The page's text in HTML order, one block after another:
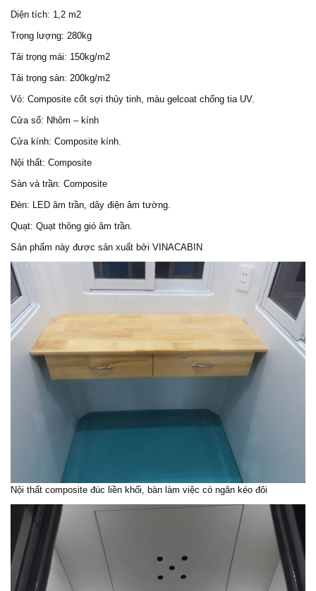
Diện tích: 1,2 m2
Trọng lượng: 280kg
Tải trọng mái: 150kg/m2
Tải trọng sàn: 200kg/m2
Vỏ: Composite cốt sợi thủy tinh, màu gelcoat chống tia UV.
Cửa sổ: Nhôm – kính
Cửa kính: Composite kính.
Nội thất: Composite
Sàn và trần: Composite
Đèn: LED âm trần, dây điện âm tường.
Quạt: Quạt thông gió âm trần.
Sản phẩm này được sản xuất bởi VINACABIN
Nội thất composite đúc liền khối, bàn làm việc có ngăn kéo đôi